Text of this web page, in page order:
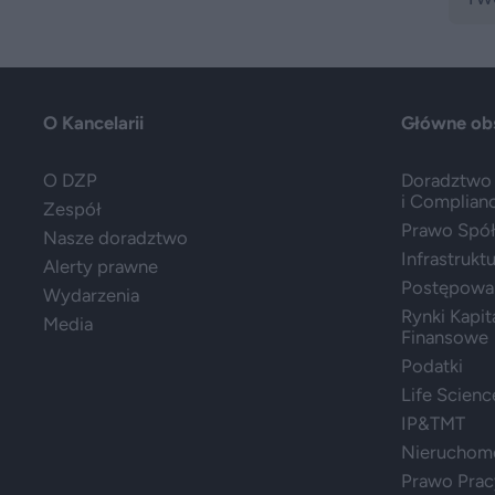
O Kancelarii
O DZP
Zespół
Nasze doradztwo
Alerty prawne
Wydarzenia
Media
Główne
Doradztwo
i
Prawo
Rynki
Finansowe
Podatki
Life
IP&TMT
Prawo